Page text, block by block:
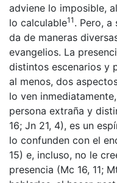
adviene lo imposible,
lo calculable11 . Pero, a
da de maneras
evangelios. La
distintos escenarios y
al menos, dos
lo ven
persona extraña y
16; Jn 21, 4), es un
lo confunden con el
15) e, incluso, no le
presencia (Mc 16, 11;